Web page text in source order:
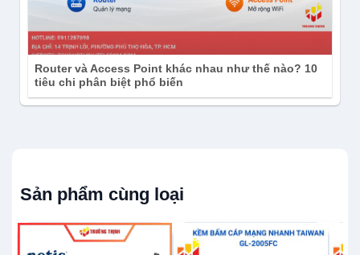
Router và Access Point khác nhau như thế nào? 10
tiêu chi phân biệt phổ biến
Sản phẩm cùng loại